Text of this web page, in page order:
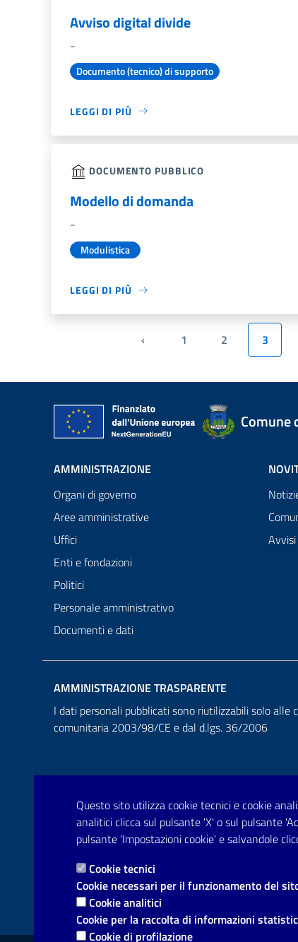
Questo sito utilizza cookie tecnici e cookie
analitici clicca sul pulsante 'X' o sul pulsante
pulsante 'Impostazioni cookie' e salvandole
Cookie tecnici
Cookie necessari per il funzionamento del
Cookie analitici
Cookie per la raccolta di informazioni
Cookie di profilazione
Avviso digital divide
-
Documento (tecnico) di supporto
LEGGI DI PIÙ
DOCUMENTO PUBBLICO
Modello di domanda
-
Modulistica
LEGGI DI PIÙ
‹Pagina precedente
1 2 3
Comune
AMMINISTRAZIONE
Organi di governo
Aree amministrative
Uffici
Enti e fondazioni
Politici
Personale amministrativo
Documenti e dati
Avvisi
AMMINISTRAZIONE TRASPARENTE
I dati personali pubblicati sono riutilizzabili solo
comunitaria 2003/98/CE e dal d.lgs. 36/2006